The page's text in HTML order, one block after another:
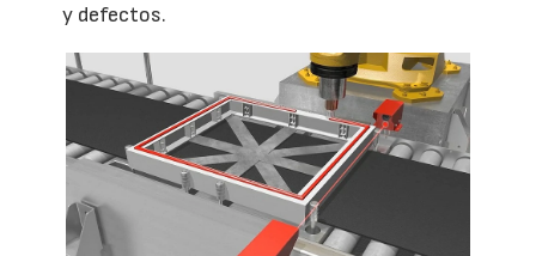
y defectos.